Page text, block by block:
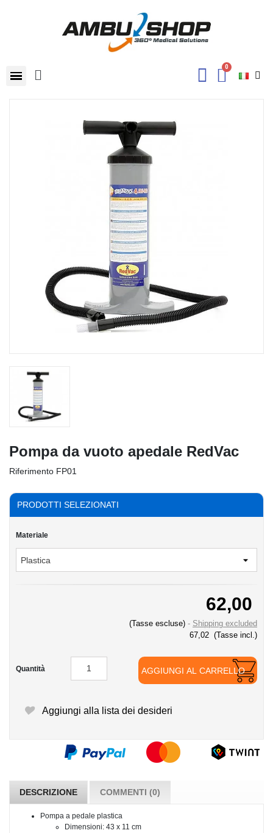
Pompa da vuoto apedale RedVac
Riferimento FP01
PRODOTTI SELEZIONATI
Materiale
62,00
(Tasse escluse)
Shipping excluded
67,02 (Tasse incl.)
Quantità AGGIUNGI AL CARRELLO
Aggiungi alla lista dei desideri
DESCRIZIONE COMMENTI (0)
Pompa a pedale plastica
Dimensioni: 43 x 11 cm